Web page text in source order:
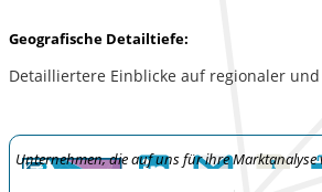
Geografische Detailtiefe:
Detailliertere Einblicke auf regionaler
Unternehmen, die auf uns für ihre Marktanalyse